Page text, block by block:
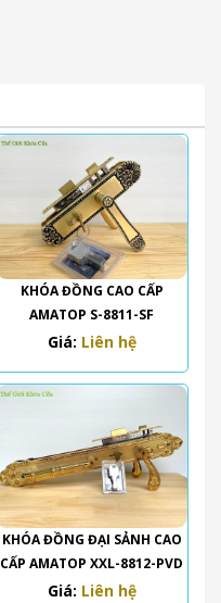
KHÓA ĐỒNG CAO CẤP
AMATOP S-8811-SF
Giá: Liên hệ
KHÓA ĐỒNG ĐẠI SẢNH CAO
CẤP AMATOP XXL-8812-PVD
Giá: Liên hệ